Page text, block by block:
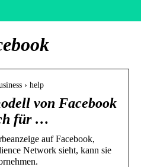
› help
von Facebook
für …
auf Facebook,
Network sieht, kann sie